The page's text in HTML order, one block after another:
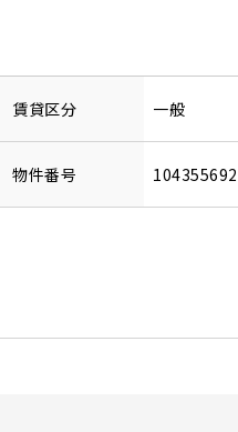
賃貸区分 一般
物件番号 104355692